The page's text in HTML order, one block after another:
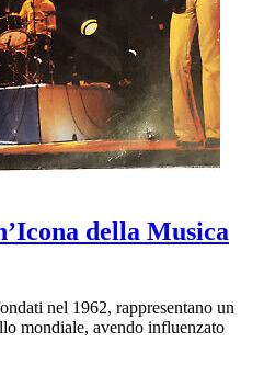
della Musica
nel 1962, rappresentano un
mondiale, avendo influenzato